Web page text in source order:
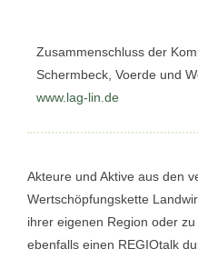
Zusammenschluss der
Schermbeck, Voerde und
www.lag-lin.de
Akteure und Aktive aus den
Wertschöpfungskette
ihrer eigenen Region oder
ebenfalls einen REGIOtalk